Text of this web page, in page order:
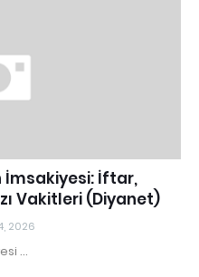
İmsakiyesi: İftar,
Vakitleri (Diyanet)
2026
…